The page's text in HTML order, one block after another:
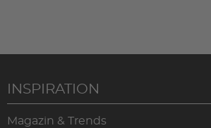
INSPIRATION
Magazin & Trends